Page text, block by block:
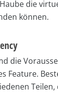
die
können.
die
Feature.